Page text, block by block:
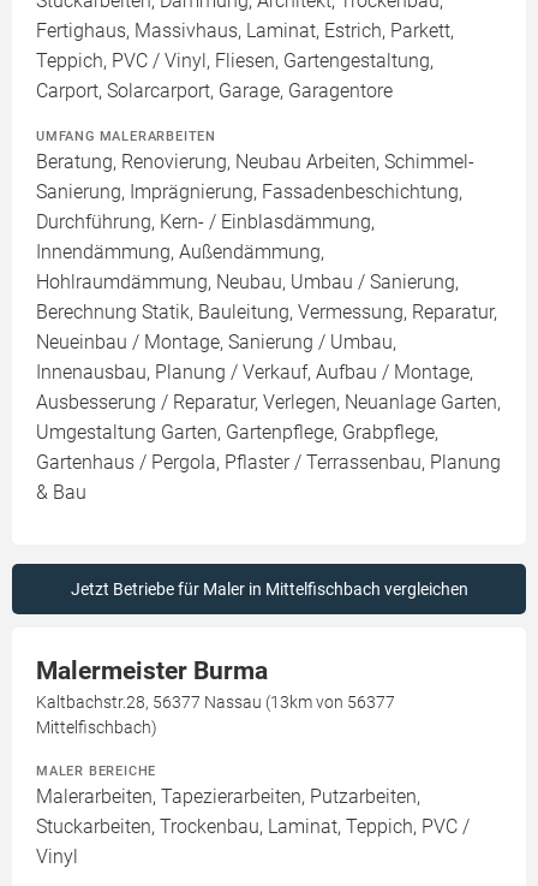
Fertighaus, Massivhaus, Laminat, Estrich, Parkett,
Teppich, PVC / Vinyl, Fliesen, Gartengestaltung,
Carport, Solarcarport, Garage, Garagentore
UMFANG MALERARBEITEN
Beratung, Renovierung, Neubau Arbeiten, Schimmel-
Sanierung, Imprägnierung, Fassadenbeschichtung,
Durchführung, Kern- / Einblasdämmung,
Innendämmung, Außendämmung,
Hohlraumdämmung, Neubau, Umbau / Sanierung,
Berechnung Statik, Bauleitung, Vermessung, Reparatur,
Neueinbau / Montage, Sanierung / Umbau,
Innenausbau, Planung / Verkauf, Aufbau / Montage,
Ausbesserung / Reparatur, Verlegen, Neuanlage Garten,
Umgestaltung Garten, Gartenpflege, Grabpflege,
Gartenhaus / Pergola, Pflaster / Terrassenbau, Planung
& Bau
Jetzt Betriebe für Maler in Mittelfischbach vergleichen
Malermeister Burma
Kaltbachstr.28, 56377 Nassau (13km von 56377
Mittelfischbach)
MALER BEREICHE
Malerarbeiten, Tapezierarbeiten, Putzarbeiten,
Stuckarbeiten, Trockenbau, Laminat, Teppich, PVC /
Vinyl